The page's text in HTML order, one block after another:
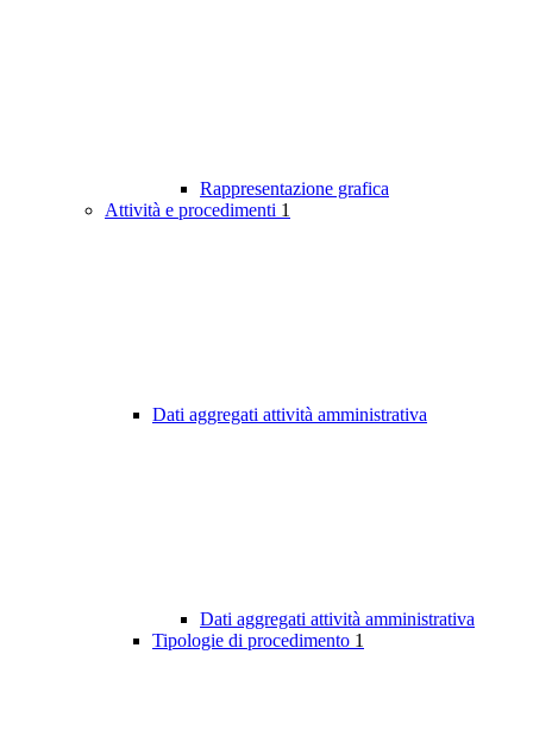
Rappresentazione grafica
Attività e procedimenti 1
Dati aggregati attività amministrativa
Dati aggregati attività amministrativa
Tipologie di procedimento 1